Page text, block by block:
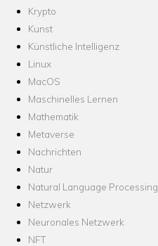
Krypto
Kunst
Künstliche Intelligenz
Linux
MacOS
Maschinelles Lernen
Mathematik
Metaverse
Nachrichten
Natur
Natural Language Processing
Netzwerk
Neuronales Netzwerk
NFT